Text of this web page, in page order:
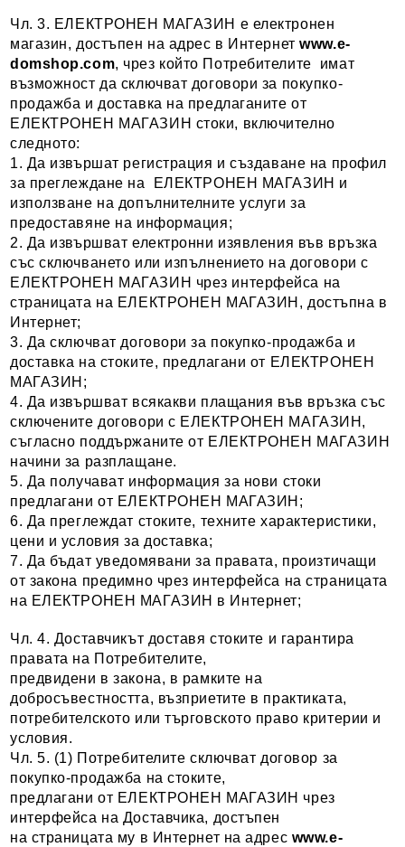
Чл. 3. ЕЛЕКТРОНЕН МАГАЗИН e електронен
магазин, достъпен на адрес в Интернетwww.e-
domshop.com, чрез който Потребителите имат
възможност да сключват договори за покупко-
продажба и доставка на предлаганите от
ЕЛЕКТРОНЕН МАГАЗИН стоки, включително
следното:
1. Да извършат регистрация и създаване на профил
за преглеждане на ЕЛЕКТРОНЕН МАГАЗИН и
използване на допълнителните услуги за
предоставяне на информация;
2. Да извършват електронни изявления във връзка
със сключването или изпълнението на договори с
ЕЛЕКТРОНЕН МАГАЗИН чрез интерфейса на
страницата на ЕЛЕКТРОНЕН МАГАЗИН, достъпна в
Интернет;
3. Да сключват договори за покупко-продажба и
доставка на стоките, предлагани от ЕЛЕКТРОНЕН
МАГАЗИН;
4. Да извършват всякакви плащания във връзка със
сключените договори с ЕЛЕКТРОНЕН МАГАЗИН,
съгласно поддържаните от ЕЛЕКТРОНЕН МАГАЗИН
начини за разплащане.
5. Да получават информация за нови стоки
предлагани от ЕЛЕКТРОНЕН МАГАЗИН;
6. Да преглеждат стоките, техните характеристики,
цени и условия за доставка;
7. Да бъдат уведомявани за правата, произтичащи
от закона предимно чрез интерфейса на страницата
на ЕЛЕКТРОНЕН МАГАЗИН в Интернет;
Чл. 4. Доставчикът доставя стоките и гарантира
правата на Потребителите,
предвидени в закона, в рамките на
добросъвестността, възприетите в практиката,
потребителското или търговското право критерии и
условия.
Чл. 5. (1) Потребителите сключват договор за
покупко-продажба на стоките,
предлагани от ЕЛЕКТРОНЕН МАГАЗИН чрез
интерфейса на Доставчика, достъпен
на страницата му в Интернет на адрес www.e-